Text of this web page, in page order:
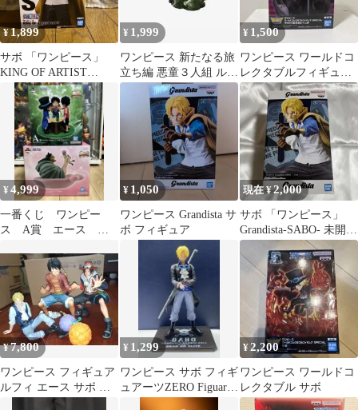
¥1,899
サボ 「ワンピース」
KING OF ARTIST
SABO
¥ 1,999
ワンピース 新たなる旅
立ち編 悪童３人組 ルフ
ィ サボ エース 三兄弟
¥ 1,500
ワンピース ワールドコ
レクタブルフィギュア
サボ
¥4,999
一番くじ ワンピー
ス A賞 エース サ
ニー くま
¥ 1,050
ワンピース Grandista サ
ボ フィギュア
現在 ¥2,000
サボ 「ワンピース」
Grandista-SABO- 未開封
品
¥7,800
ワンピース フィギュア
ルフィ エース サボ 悪
魔の実 セット
¥ 1,299
ワンピース サボ フィギ
ュアーツZERO Figuarts
ZERO
¥2,200
ワンピース ワールドコ
レクタブル サボ